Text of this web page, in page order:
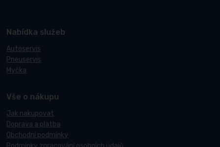
Nabídka služeb
Autoservis
Pneuservis
Myčka
Vše o nákupu
Jak nakupovat
Doprava a platba
Obchodní podmínky